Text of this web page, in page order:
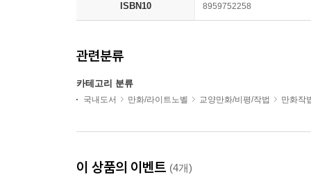
ISBN10 8959752258
관련분류
카테고리 분류
국내도서 만화/라이트노벨 교양만화/비평/작법 만화작
이 상품의 이벤트 (4개)